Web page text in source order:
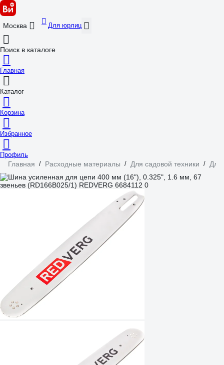
Москва Для юрлиц
Поиск в каталоге
Главная
Каталог
Корзина
Избранное
Профиль
Главная / Расходные материалы / Для садовой техники / Для